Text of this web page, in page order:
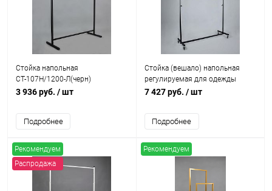
Стойка напольная
СТ-107Н/1200-Л(черн)
3 936 руб. / шт
Подробнее
Стойка (вешало) напольная
регулируемая для одежды
СТ-310-Л(черн)
7 427 руб. / шт
Подробнее
Рекомендуем
Распродажа
Рекомендуем